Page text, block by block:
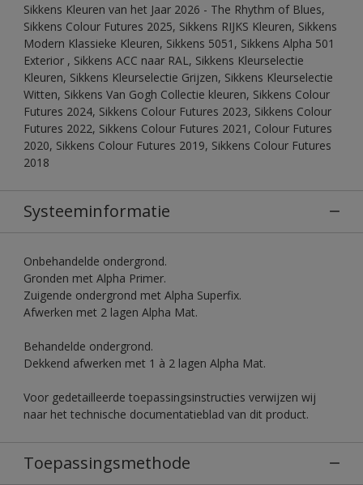
Sikkens Kleuren van het Jaar 2026 - The Rhythm of Blues,
Sikkens Colour Futures 2025, Sikkens RIJKS Kleuren, Sikkens
Modern Klassieke Kleuren, Sikkens 5051, Sikkens Alpha 501
Exterior , Sikkens ACC naar RAL, Sikkens Kleurselectie
Kleuren, Sikkens Kleurselectie Grijzen, Sikkens Kleurselectie
Witten, Sikkens Van Gogh Collectie kleuren, Sikkens Colour
Futures 2024, Sikkens Colour Futures 2023, Sikkens Colour
Futures 2022, Sikkens Colour Futures 2021, Colour Futures
2020, Sikkens Colour Futures 2019, Sikkens Colour Futures
2018
Systeeminformatie
Onbehandelde ondergrond.
Gronden met Alpha Primer.
Zuigende ondergrond met Alpha Superfix.
Afwerken met 2 lagen Alpha Mat.
Behandelde ondergrond.
Dekkend afwerken met 1 à 2 lagen Alpha Mat.
Voor gedetailleerde toepassingsinstructies verwijzen wij
naar het technische documentatieblad van dit product.
Toepassingsmethode